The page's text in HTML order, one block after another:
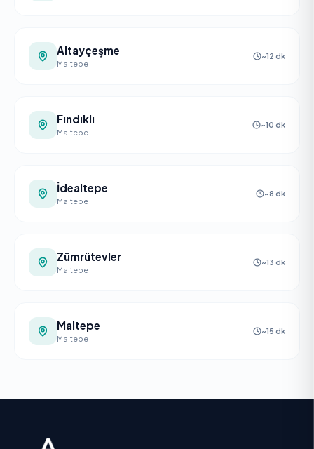
Altayçeşme
Maltepe
~12 dk
Fındıklı
Maltepe
~10 dk
İdealtepe
Maltepe
~8 dk
Zümrütevler
Maltepe
~13 dk
Maltepe
Maltepe
~15 dk